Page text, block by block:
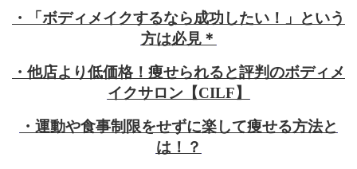
・「ボディメイクするなら成功したい！」という
方は必見＊
・他店より低価格！痩せられると評判のボディメ
イクサロン【CILF】
・運動や食事制限をせずに楽して痩せる方法と
は！？